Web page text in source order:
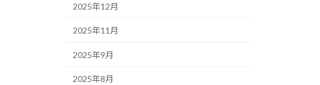
2025年12月
2025年11月
2025年9月
2025年8月